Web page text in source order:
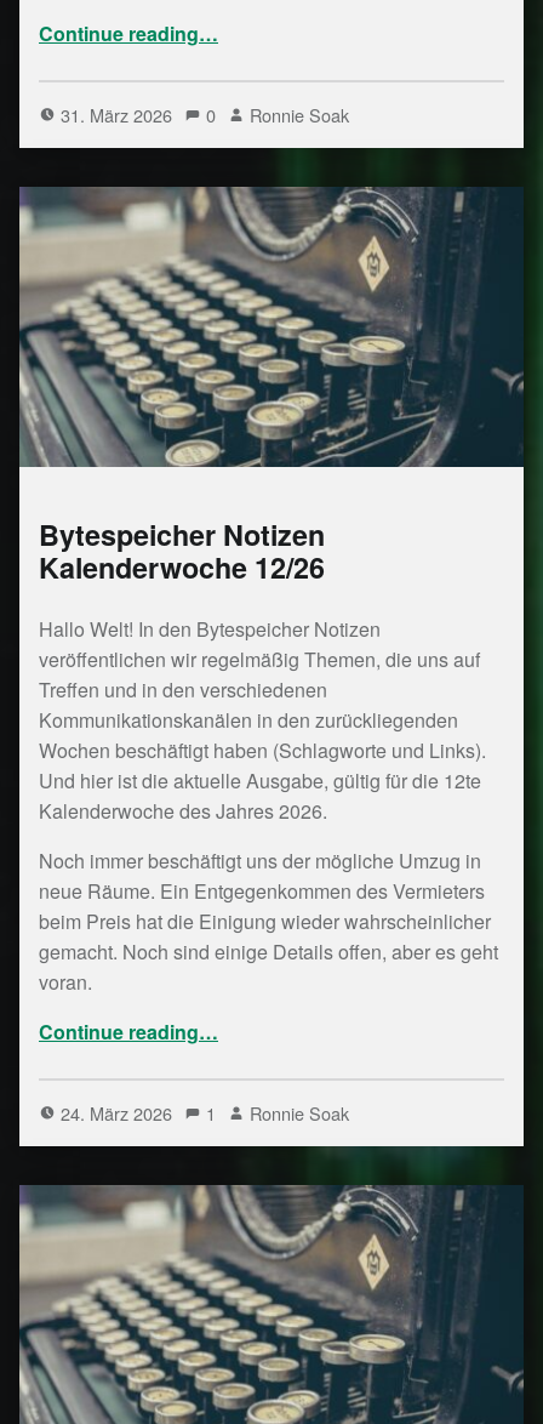
Continue reading…
31. März 2026 0 Ronnie Soak
Bytespeicher Notizen
Kalenderwoche 12/26
Hallo Welt! In den Bytespeicher Notizen
veröffentlichen wir regelmäßig Themen, die uns auf
Treffen und in den verschiedenen
Kommunikationskanälen in den zurückliegenden
Wochen beschäftigt haben (Schlagworte und Links).
Und hier ist die aktuelle Ausgabe, gültig für die 12te
Kalenderwoche des Jahres 2026.
Noch immer beschäftigt uns der mögliche Umzug in
neue Räume. Ein Entgegenkommen des Vermieters
beim Preis hat die Einigung wieder wahrscheinlicher
gemacht. Noch sind einige Details offen, aber es geht
voran.
Continue reading…
24. März 2026 1 Ronnie Soak